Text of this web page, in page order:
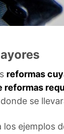
reformas
reformas
se
los ejemplos